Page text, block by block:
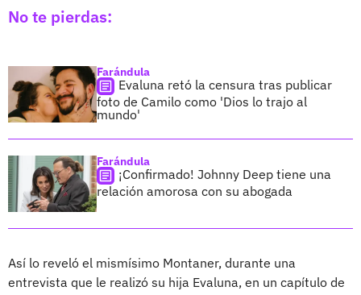
No te pierdas:
Farándula
Evaluna retó la censura tras publicar
foto de Camilo como 'Dios lo trajo al
mundo'
Farándula
¡Confirmado! Johnny Deep tiene una
relación amorosa con su abogada
Así lo reveló el mismísimo Montaner, durante una
entrevista que le realizó su hija Evaluna, en un capítulo de